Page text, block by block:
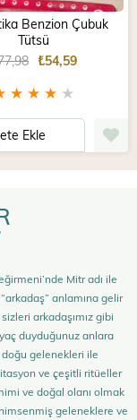
Benzion Çubuk
Tütsü
★ ★ ★ ★
₺54,59
Ekle
Mitr adı ile
anlamına gelir
arkadaşımız gibi
duyduğunuz anlara
doğu gelenekleri ile
ve çeşitli ritüeller
ve doğal olanı olmak
geleneklere ve